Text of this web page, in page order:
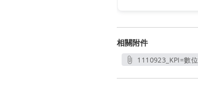
相關附件
1110923_KPI=數